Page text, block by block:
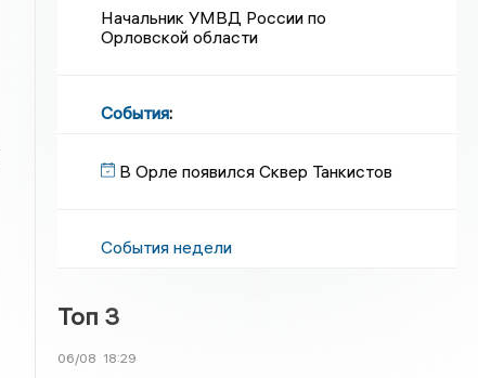
Начальник УМВД России по
Орловской области
События:
В Орле появился Сквер Танкистов
События недели
Топ 3
06/08 18:29